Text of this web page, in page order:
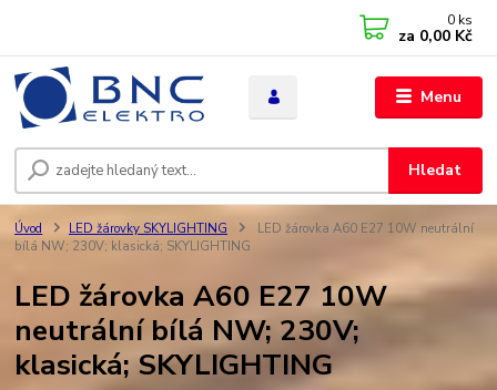
Menu
Hledat
0 ks
za 0,00 Kč
Úvod LED žárovky SKYLIGHTING
LED žárovka A60 E27 10W neutrální
bílá NW; 230V; klasická; SKYLIGHTING
LED žárovka A60 E27 10W
neutrální bílá NW; 230V;
klasická; SKYLIGHTING